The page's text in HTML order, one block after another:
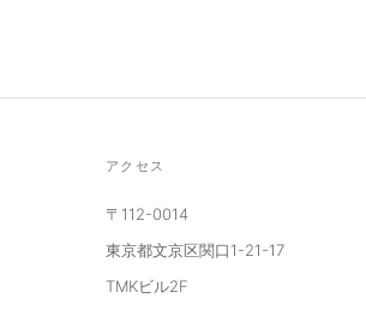
アクセス
〒112-0014
東京都文京区関口1-21-17
TMKビル2F